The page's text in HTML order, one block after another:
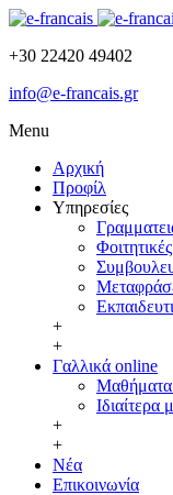
+30 22420 49402
info@e-francais.gr
Menu
Αρχική
Προφίλ
Υπηρεσίες
+
+
Γαλλικά online
Ιδιαίτερα
+
+
Νέα
Επικοινωνία